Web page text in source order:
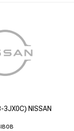
NISSAN